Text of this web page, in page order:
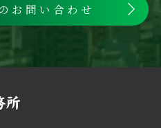
お問い合わせ